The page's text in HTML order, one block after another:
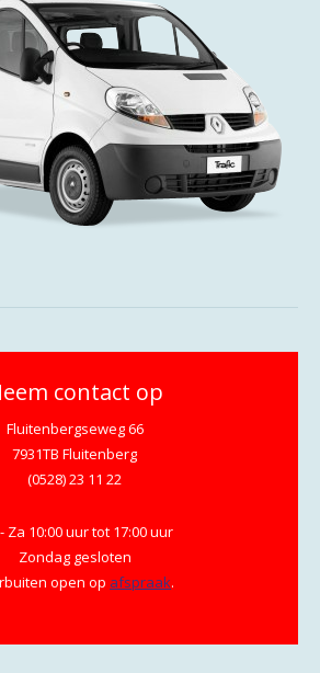
contact op
Fluitenbergseweg 66
7931TB Fluitenberg
(0528) 23 11 22
Za 10:00 uur tot 17:00 uur
Zondag gesloten
open op afspraak.